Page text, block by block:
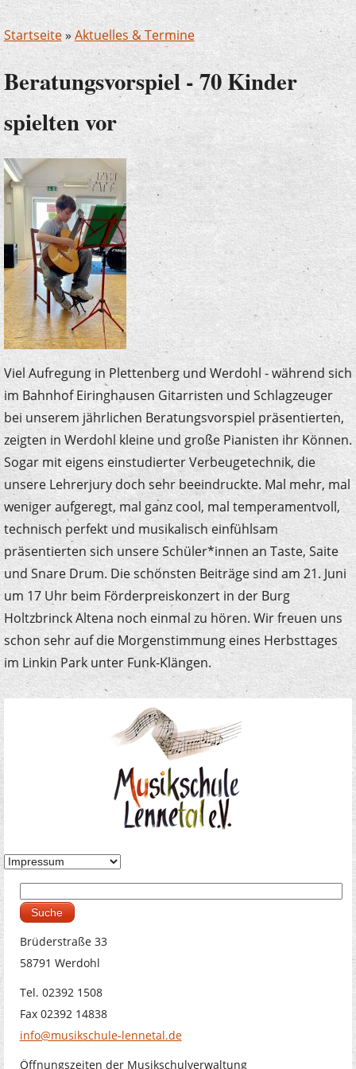
Startseite»Aktuelles & Termine
Beratungsvorspiel - 70 Kinder
spielten vor
Viel Aufregung in Plettenberg und Werdohl - während sich
im Bahnhof Eiringhausen Gitarristen und Schlagzeuger
bei unserem jährlichen Beratungsvorspiel präsentierten,
zeigten in Werdohl kleine und große Pianisten ihr Können.
Sogar mit eigens einstudierter Verbeugetechnik, die
unsere Lehrerjury doch sehr beeindruckte. Mal mehr, mal
weniger aufgeregt, mal ganz cool, mal temperamentvoll,
technisch perfekt und musikalisch einfühlsam
präsentierten sich unsere Schüler*innen an Taste, Saite
und Snare Drum. Die schönsten Beiträge sind am 21. Juni
um 17 Uhr beim Förderpreiskonzert in der Burg
Holtzbrinck Altena noch einmal zu hören. Wir freuen uns
schon sehr auf die Morgenstimmung eines Herbsttages
im Linkin Park unter Funk-Klängen.
Suchformular
Brüderstraße 33
58791 Werdohl
Tel. 02392 1508
Fax 02392 14838
info@musikschule-lennetal.de
Öffnungszeiten der Musikschulverwaltung